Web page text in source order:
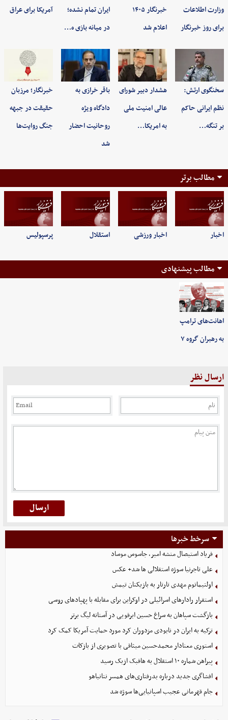
وزارت اطلاعات
برای روز خبرنگار
خبرنگار ۱۴۰۵
اعلام شد
ایران تمام نشده؛
در میانه بازی ه…
آمریکا برای عراق
سخنگوی ارتش:
نظم ایرانی حاکم
بر تنگه…
هشدار دبیر شورای
عالی امنیت ملی
به امریکا…
باقر خرازی به
دادگاه ویژه
روحانیت احضار
شد
خبرنگار؛ مرزبان
حقیقت در جبهه
جنگ روایت‌ها
مطالب برتر
اخبار اخبار ورزشی استقلال پرسپولیس
مطالب پیشنهادی
اهانت‌های ترامپ
به رهبران گروه ۷
ارسال نظر
سرخط خبرها
فریاد استیصال منشه امیر، جاسوس موساد
علی تاجرنیا سوژه استقلالی‌ ها شد+ عکس
اولتیماتوم مهدی تارتار به بازیکنان تیمش
استقرار رادارهای اسرائیلی در اوکراین برای مقابله با پهپادهای روسی
بازگشت سپاهان به سراغ حسین ابرقویی در آستانه لیگ برتر
ترکیه به ایران در نابودی مزدوران کرد مورد حمایت آمریکا کمک کرد
استوری معنادار محمدحسین میثاقی با تصویری از بازکات
پیراهن شماره ۱۰ استقلال به هافبک ازبک رسید
افشاگری جدید درباره بدرفتاری‌های همسر نتانیاهو
جام قهرمانی عجیب اسپانیایی‌ها سوژه شد